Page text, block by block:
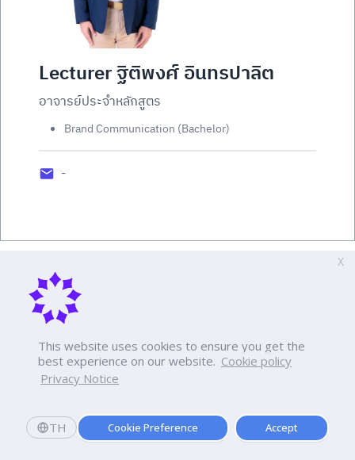
This website uses cookies to ensure you get the
best experience on our website. Cookie policy
Privacy Notice
TH Cookie Preference Accept
X
Lecturer ฐิติพงศ์ อินทรปาลิต
อาจารย์ประจำหลักสูตร
Brand Communication (Bachelor)
-